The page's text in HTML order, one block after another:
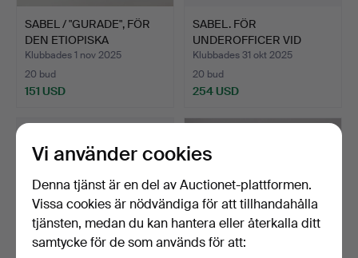
SABEL / "GURADE", FÖR
DEN ETIOPISKA
MARKNA…
Klubbades 1 nov 2025
20 bud
151 USD
SABEL. FÖR
UNDEROFFICER VID
INFANTERIET. M…
Klubbades 31 okt 2025
20 bud
254 USD
Vi använder cookies
Denna tjänst är en del av Auctionet-plattformen.
Vissa cookies är nödvändiga för att tillhandahålla
tjänsten, medan du kan hantera eller återkalla ditt
samtycke för de som används för att: